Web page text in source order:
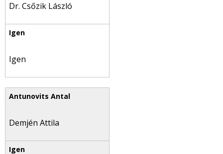
Dr. Csőzik László
Igen
Demjén Attila